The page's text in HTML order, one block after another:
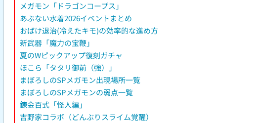
メガモン「ドラゴンコープス」
あぶない水着2026イベントまとめ
おばけ退治(冷えたキモ)の効率的な進め方
新武器「魔力の宝鞭」
夏のWピックアップ復刻ガチャ
ほこら「タタリ御前（強）」
まぼろしのSPメガモン出現場所一覧
まぼろしのSPメガモンの弱点一覧
錬金百式「怪人編」
吉野家コラボ（どんぶりスライム覚醒）